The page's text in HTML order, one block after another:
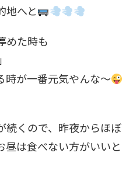
地へと
めた時も
」
時が一番元気やんな～
続くので、昨夜からほぼ
は食べない方がいいと